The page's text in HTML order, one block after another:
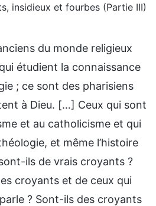
insidieux et fourbes (Partie III)
du monde religieux
étudient la connaissance
; ce sont des pharisiens
à Dieu. […] Ceux qui sont
et au catholicisme et qui
et même l’histoire
ils de vrais croyants ?
croyants et de ceux qui
? Sont-ils des croyants